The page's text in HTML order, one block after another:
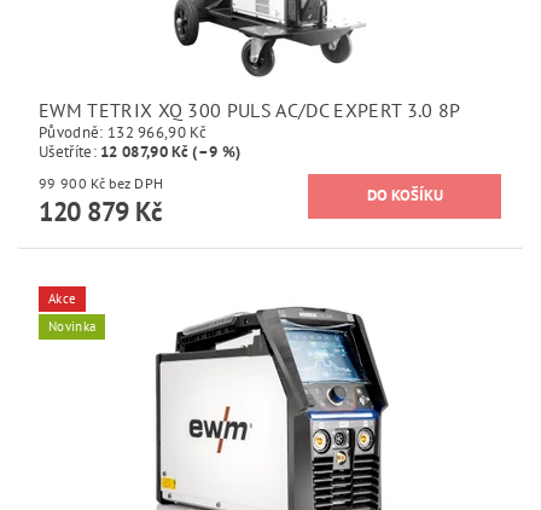
EWM TETRIX XQ 300 PULS AC/DC EXPERT 3.0 8P
Původně: 132 966,90 Kč
Ušetříte: 12 087,90 Kč (–9 %)
99 900 Kč bez DPH
120 879 Kč
Akce
Novinka